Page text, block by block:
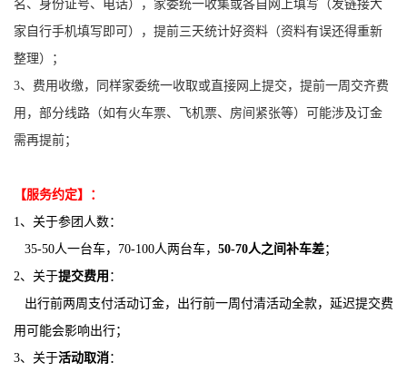
名、身份证号、电话），家委统一收集或各自网上填写（发链接大
家自行手机填写即可），提前三天统计好资料（资料有误还得重新
整理）；
3、费用收缴，同样家委统一收取或直接网上提交，提前一周交齐费
用，部分线路（如有火车票、飞机票、房间紧张等）可能涉及订金
需再提前；
【服务约定】：
1、关于参团人数：
35-50人一台车，70-100人两台车， 50-70人之间补车差；
2、关于提交费用 ：
出行前两周支付活动订金，出行前一周付清活动全款，延迟提交费
用可能会影响出行；
3、关于活动取消 ：